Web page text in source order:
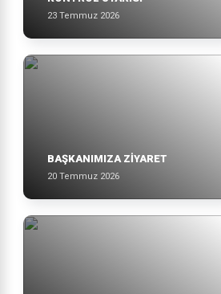
23 Temmuz 2026
BAŞKANIMIZA ZİYARET
20 Temmuz 2026